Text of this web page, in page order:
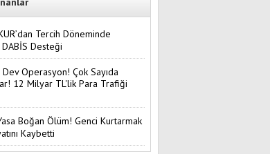
Tercih Döneminde
Desteği
Operasyon! Çok Sayıda
12 Milyar TL'lik Para Trafiği
Boğan Ölüm! Genci Kurtarmak
Kaybetti